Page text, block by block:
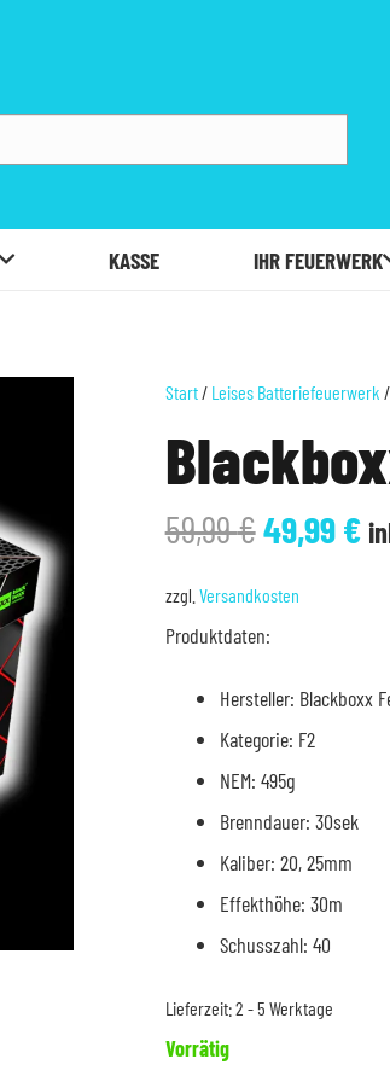
KASSE IHR FEUERWERK
Start/ Leises Batteriefeuerwerk
59,99€
Preis
war:
59,99 €
49,99€
zzgl. Versandkosten
Produktdaten:
Hersteller: Blackboxx
Kategorie: F2
NEM: 495g
Brenndauer: 30sek
Kaliber: 20, 25mm
Effekthöhe: 30m
Schusszahl: 40
Lieferzeit:2 - 5 Werktage
Vorrätig